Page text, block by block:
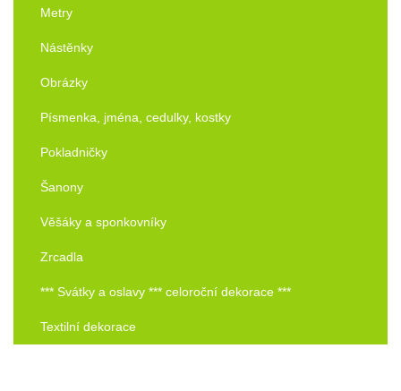
Metry
Nástěnky
Obrázky
Písmenka, jména, cedulky, kostky
Pokladničky
Šanony
Věšáky a sponkovníky
Zrcadla
*** Svátky a oslavy *** celoroční dekorace ***
Textilní dekorace